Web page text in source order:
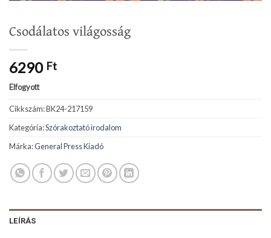
Csodálatos világosság
6290 Ft
Elfogyott
Cikkszám:BK24-217159
Kategória:Szórakoztató irodalom
Márka:General Press Kiadó
LEÍRÁS